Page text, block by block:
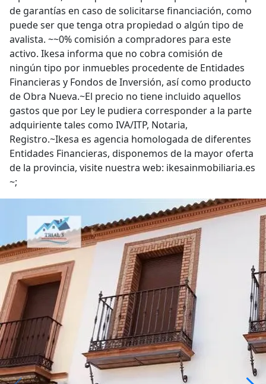
de garantías en caso de solicitarse financiación, como
puede ser que tenga otra propiedad o algún tipo de
avalista. ~~0% comisión a compradores para este
activo. Ikesa informa que no cobra comisión de
ningún tipo por inmuebles procedente de Entidades
Financieras y Fondos de Inversión, así como producto
de Obra Nueva.~El precio no tiene incluido aquellos
gastos que por Ley le pudiera corresponder a la parte
adquiriente tales como IVA/ITP, Notaria,
Registro.~Ikesa es agencia homologada de diferentes
Entidades Financieras, disponemos de la mayor oferta
de la provincia, visite nuestra web: ikesainmobiliaria.es
~;